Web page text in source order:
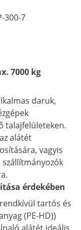
300-7
7000 kg
daruk,
talajfelületeken.
alátét
vagyis
szállítmányozók
érdekében
tartós és
(PE-HD))